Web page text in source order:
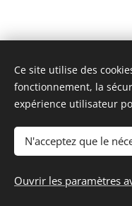
Ce site utilise des
fonctionnement, la
expérience utilisateur
N'acceptez que le
Ouvrir les paramètres